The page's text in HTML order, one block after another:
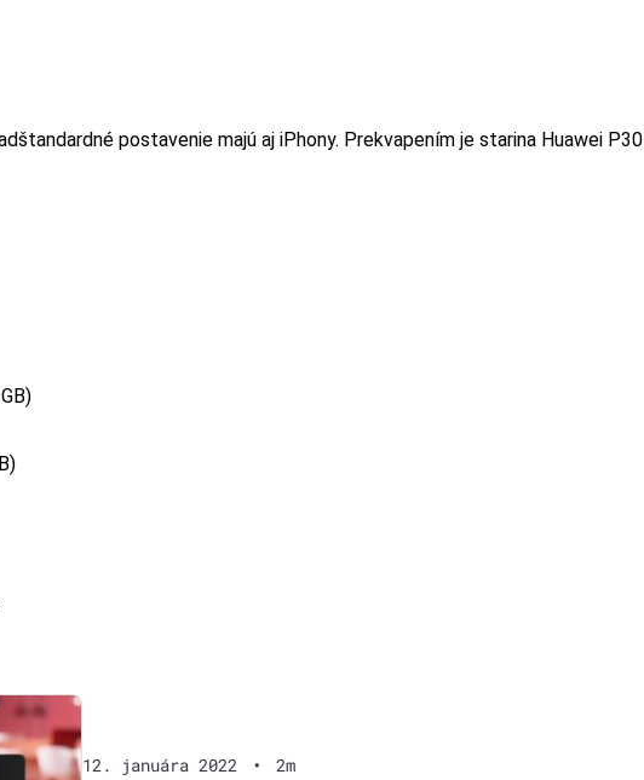
postavenie majú aj iPhony. Prekvapením je starina Huawei P30
12. januára 2022 • 2m